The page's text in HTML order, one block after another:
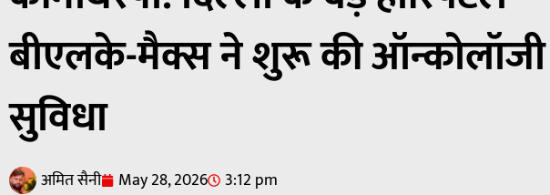
बीएलके-मैक्स ने शुरू की ऑन्कोलॉजी
सुविधा
अमित सैनी May 28, 2026 3:12 pm